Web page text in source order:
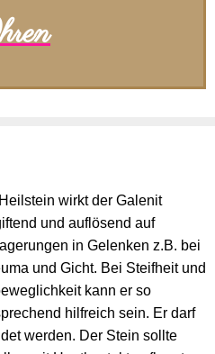
wirkt der Galenit
und auflösend auf
in Gelenken z.B. bei
und Gicht. Bei Steifheit und
kann er so
hilfreich sein. Er darf
werden. Der Stein sollte